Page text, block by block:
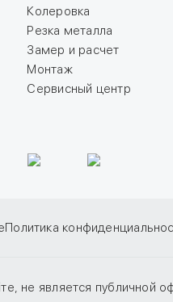
Колеровка
Резка металла
Замер и расчет
Монтаж
Сервисный центр
Политика
не является публичной